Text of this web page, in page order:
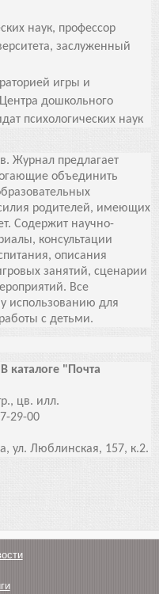
наук, профессор
заслуженный
игры и
дошкольного
психологических наук
Журнал предлагает
объединить
родителей, имеющих
Содержит научно-
консультации
описания
занятий, сценарии
Все
использованию для
с детьми.
В каталоге "Почта
цв. илл.
29-00
ул. Люблинская, 157, к.2.